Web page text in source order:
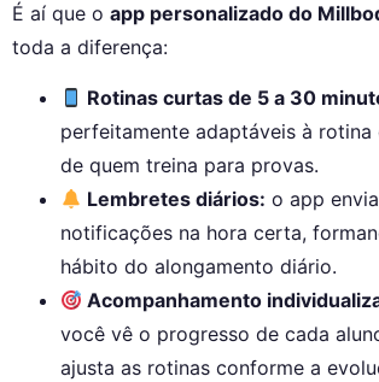
É aí que o app personalizado do
toda a diferença:
Rotinas curtas de 5 a 30
perfeitamente adaptáveis à rotina
de quem treina para provas.
Lembretes diários: o app envia
notificações na hora certa,
hábito do alongamento diário.
Acompanhamento
você vê o progresso de cada
ajusta as rotinas conforme a